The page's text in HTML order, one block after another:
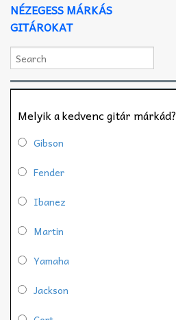
NÉZEGESS MÁRKÁS
GITÁROKAT
Melyik a kedvenc gitár márkád?
Gibson
Fender
Ibanez
Martin
Yamaha
Jackson